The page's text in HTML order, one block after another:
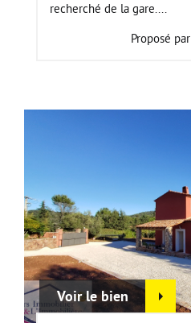
recherché de la gare....
Proposé par
Voir le bien